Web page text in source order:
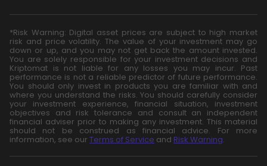
*Risk Warning: Digital asset prices are subject to high market
risk and price volatility. The value of your investment may go
down or up, and you may not get back the amount invested.
You are solely responsible for your investment decisions and
Kriptomat is not liable for any losses you may incur. Past
performance is not a reliable predictor of future performance.
You should only invest in products you are familiar with and
where you understand the risks. You should carefully consider
your investment experience, financial situation, investment
objectives and risk tolerance and consult an independent
financial adviser prior to making any investment. This material
should not be construed as financial advice. For more
information, see our Terms of Service and Risk Warning.